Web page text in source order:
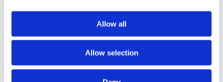
Allow all
Allow selection
jardin et Salle de bain en suite avec baignoire
Chambre doubleavec porte fenêtre avec lit 180, vue
jardin et Salle de bain en suite avec douche
Salle de Bain avec wc, douche, lavabo simple